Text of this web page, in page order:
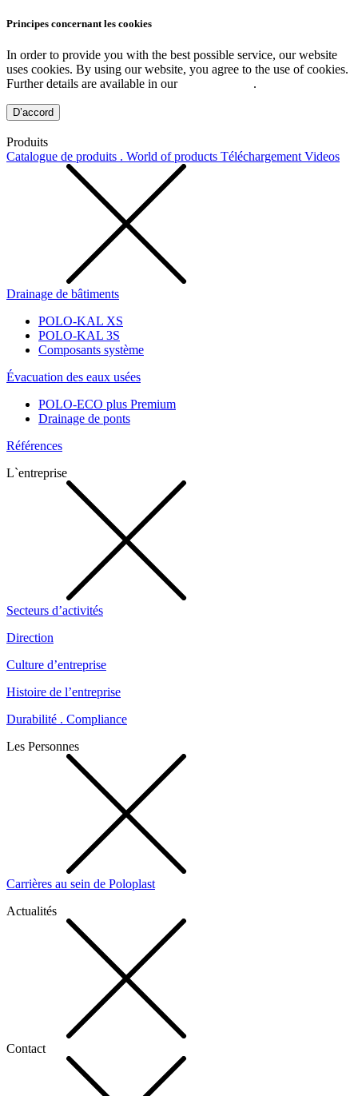
Principes concernant les cookies
In order to provide you with the best possible service, our website
uses cookies. By using our website, you agree to the use of cookies.
Further details are available in our
.
D’accord
Produits
Catalogue de produits . World of products Téléchargement Videos
Drainage de bâtiments
POLO-KAL XS
POLO-KAL 3S
Composants système
Évacuation des eaux usées
POLO-ECO plus Premium
Drainage de ponts
Références
L`entreprise
Secteurs d’activités
Direction
Culture d’entreprise
Histoire de l’entreprise
Durabilité . Compliance
Les Personnes
Carrières au sein de Poloplast
Actualités
Contact